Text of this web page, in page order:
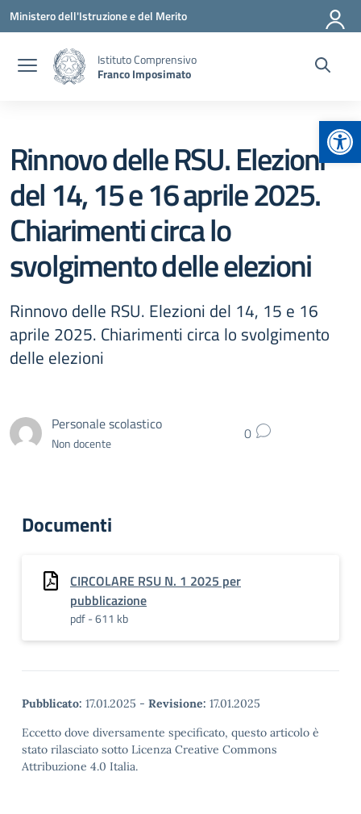
Vai ai contenuti
Vai al menu di navigazione
Vai al footer
Ministero dell'Istruzione e del Merito
Istituto Comprensivo
Franco Imposimato
Rinnovo delle RSU. Elezioni
del 14, 15 e 16 aprile 2025.
Chiarimenti circa lo
svolgimento delle elezioni
Rinnovo delle RSU. Elezioni del 14, 15 e 16
aprile 2025. Chiarimenti circa lo svolgimento
delle elezioni
Personale scolastico
Non docente 0
Documenti
CIRCOLARE RSU N. 1 2025 per
pubblicazione
pdf - 611 kb
Pubblicato: 17.01.2025 - Revisione: 17.01.2025
Eccetto dove diversamente specificato, questo articolo è
stato rilasciato sotto Licenza Creative Commons
Attribuzione 4.0 Italia.